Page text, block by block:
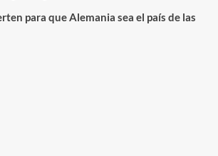
para que Alemania sea el país de las